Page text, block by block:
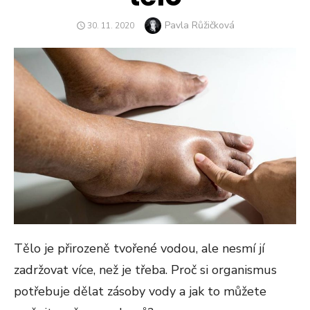
POSTED
30. 11. 2020 Author
Pavla Růžičková
Tělo je přirozeně tvořené vodou, ale nesmí jí
zadržovat více, než je třeba. Proč si organismus
potřebuje dělat zásoby vody a jak to můžete